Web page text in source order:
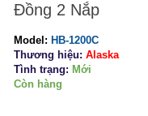
Đồng 2 Nắp
Model: HB-1200C
Thương hiệu: Alaska
Tình trạng: Mới
Còn hàng